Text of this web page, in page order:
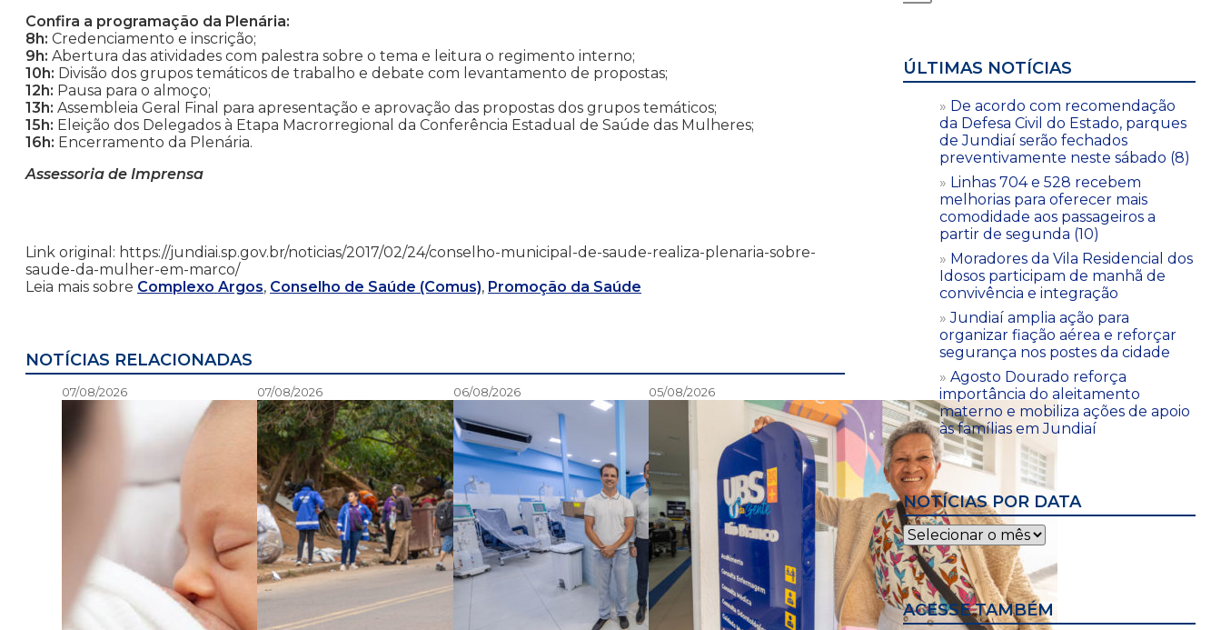
Confira a programação da Plenária:
8h: Credenciamento e inscrição;
9h: Abertura das atividades com palestra sobre o tema e leitura o regimento interno;
10h: Divisão dos grupos temáticos de trabalho e debate com levantamento de propostas;
12h: Pausa para o almoço;
13h: Assembleia Geral Final para apresentação e aprovação das propostas dos grupos temáticos;
15h: Eleição dos Delegados à Etapa Macrorregional da Conferência Estadual de Saúde das Mulheres;
16h: Encerramento da Plenária.
Assessoria de Imprensa
Link original: https://jundiai.sp.gov.br/noticias/2017/02/24/conselho-municipal-de-saude-realiza-plenaria-sobre-
saude-da-mulher-em-marco/
Leia mais sobre Complexo Argos, Conselho de Saúde (Comus), Promoção da Saúde
NOTÍCIAS RELACIONADAS
07/08/2026 07/08/2026 06/08/2026 05/08/2026
ÚLTIMAS NOTÍCIAS
De acordo com recomendação
da Defesa Civil do Estado, parques
de Jundiaí serão fechados
preventivamente neste sábado (8)
Linhas 704 e 528 recebem
melhorias para oferecer mais
comodidade aos passageiros a
partir de segunda (10)
Moradores da Vila Residencial dos
Idosos participam de manhã de
convivência e integração
Jundiaí amplia ação para
organizar fiação aérea e reforçar
segurança nos postes da cidade
Agosto Dourado reforça
importância do aleitamento
materno e mobiliza ações de apoio
às famílias em Jundiaí
NOTÍCIAS POR DATA
Notícias
por
data
ACESSE TAMBÉM